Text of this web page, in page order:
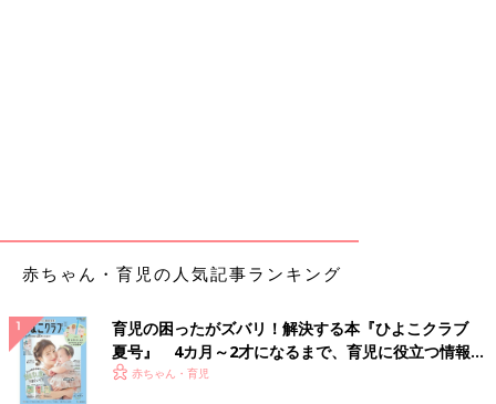
そんなあかねこの姿は、周りからダメだといわれるけれど「表現
た。ダメだと言われ続けたけれど、描いた絵本を面白いと思って
くれた人がいた。「そんな自分でもいいじゃない！」と言ってい
るのが、あかねこであり、僕なんです。
赤ちゃん・育児の人気記事ランキング
育児の困ったがズバリ！解決する本『ひよこクラブ
夏号』 4カ月～2才になるまで、育児に役立つ情報が
いっぱい！
赤ちゃん・育児